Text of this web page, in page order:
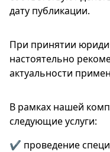
дату публикации.
При принятии
настоятельно
актуальности
В рамках нашей
следующие услуги:
✔️ проведение